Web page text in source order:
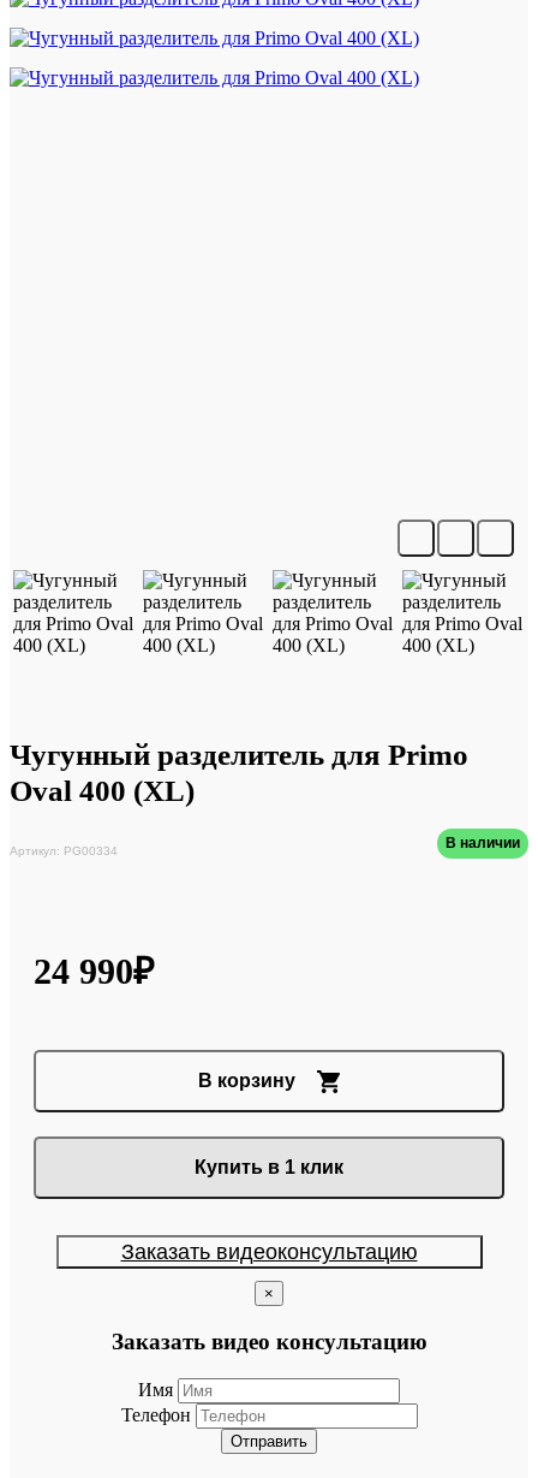
Чугунный разделитель для Primo
Oval 400 (XL)
Артикул: PG00334 В наличии
24 990₽
В корзину
Купить в 1 клик
Заказать видеоконсультацию
×
Заказать видео консультацию
Имя
Телефон
Отправить